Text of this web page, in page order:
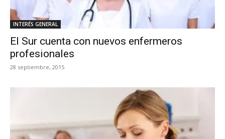
INTERÉS GENERAL
El Sur cuenta con nuevos enfermeros
profesionales
28 septiembre, 2015